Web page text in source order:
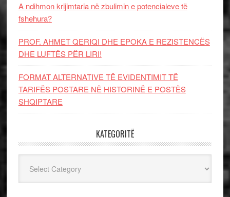
A ndihmon krijimtaria në zbulimin e potencialeve të
fshehura?
PROF. AHMET QERIQI DHE EPOKA E REZISTENCЁS
DHE LUFTЁS PЁR LIRI!
FORMAT ALTERNATIVE TË EVIDENTIMIT TË
TARIFËS POSTARE NË HISTORINË E POSTËS
SHQIPTARE
KATEGORITË